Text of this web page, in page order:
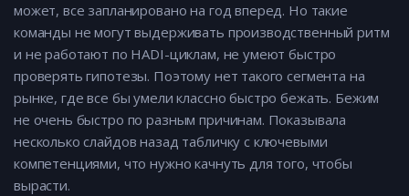
может, все запланировано на год вперед. Но такие
команды не могут выдерживать производственный ритм
и не работают по HADI-циклам, не умеют быстро
проверять гипотезы. Поэтому нет такого сегмента на
рынке, где все бы умели классно быстро бежать. Бежим
не очень быстро по разным причинам. Показывала
несколько слайдов назад табличку с ключевыми
компетенциями, что нужно качнуть для того, чтобы
вырасти.